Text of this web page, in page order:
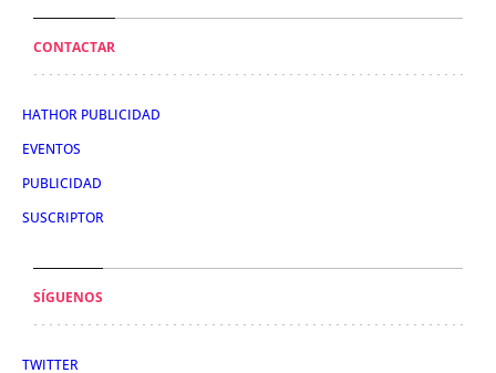
CONTACTAR
HATHOR PUBLICIDAD
EVENTOS
PUBLICIDAD
SUSCRIPTOR
SÍGUENOS
TWITTER